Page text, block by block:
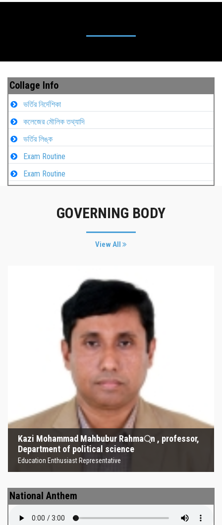
Collage Info
ভর্তির নির্দেশিকা
কলেজের মৌলিক তথ্যাদি
ভর্তির লিঙ্ক
Exam Routine
Exam Routine
GOVERNING BODY
View All
Kazi Mohammad Mahbubur Rahma্‌n , professor,
Department of political science
Education Enthusiast Representative
Kazi Mohammad Mahbubur
Rahma্‌n , professor, Department
of political science
Education Enthusiast Representative
National Anthem